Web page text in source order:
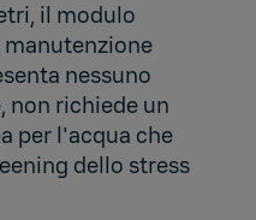
il modulo
manutenzione
nessuno
non richiede un
per l'acqua che
dello stress